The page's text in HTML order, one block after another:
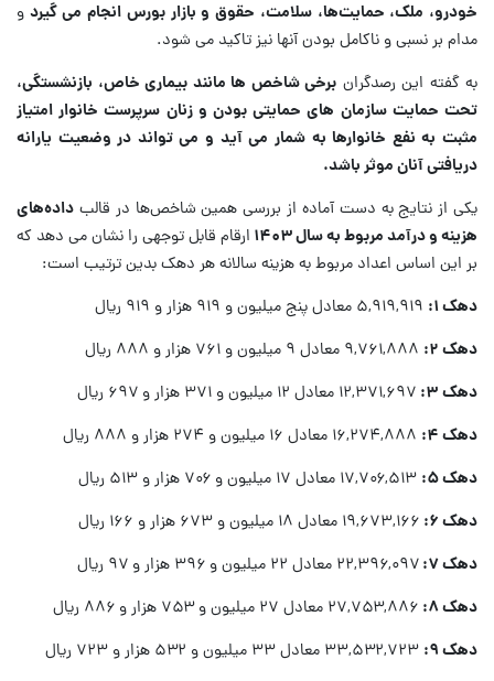
خودرو، ملک، حمایت‌ها، سلامت، حقوق و بازار بورس انجام می گیرد و
مدام بر نسبی و ناکامل بودن آنها نیز تاکید می شود.
به گفته این رصدگران برخی شاخص ها مانند بیماری خاص، بازنشستگی،
تحت حمایت سازمان های حمایتی بودن و زنان سرپرست خانوار امتیاز
مثبت به نفع خانوارها به شمار می آید و می تواند در وضعیت یارانه
دریافتی آنان موثر باشد.
یکی از نتایج به دست آماده از بررسی همین شاخص‌ها در قالب داده‌های
هزینه و درآمد مربوط به سال ۱۴۰۳
ارقام قابل توجهی را نشان می دهد که
بر این اساس اعداد مربوط به هزینه سالانه هر دهک بدین ترتیب است:
دهک ۱:
دهک ۲:
دهک ۳:
دهک ۴:
دهک ۵:
دهک ۶: ‌
۱۹,۶۷۳,۱۶۶ معادل ۱۸ میلیون و ۶۷۳ هزار و ۱۶۶ ریال
دهک ۷: ‌
۲۲,۳۹۶,۰۹۷ معادل ۲۲ میلیون و ۳۹۶ هزار و ۹۷ ریال
دهک ۸:
دهک ۹: